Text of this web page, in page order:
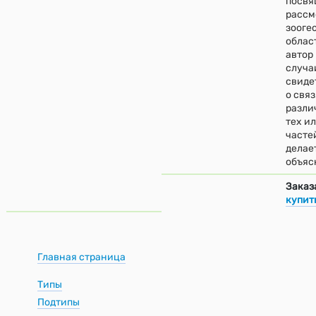
о
тех
Главная страница
Типы
Подтипы